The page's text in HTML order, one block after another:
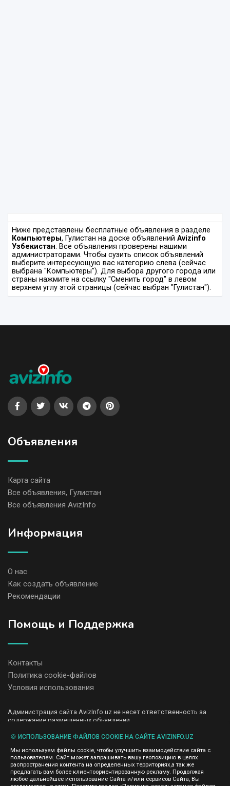
Ниже представлены бесплатные объявления в разделе
Компьютеры, Гулистан на доске объявлений Avizinfo
Узбекистан. Все объявления проверены нашими
администраторами. Чтобы сузить список объявлений
выберите интересующую вас категорию слева (сейчас
выбрана "Компьютеры"). Для выбора другого города или
страны нажмите на ссылку "Сменить город" в левом
верхнем углу этой страницы (сейчас выбран "Гулистан").
Объявления
Карта сайта
Все объявления, Гулистан
Все объявления AvizInfo
Информация
О нас
Как создать объявление
Рекомендации
Помощь и Поддержка
Контакты
Политика cookie-файлов
Условия использования
Администрация сайта AvizInfo.uz не несет ответственность за
содержание размещенных объявлений.
передаем и не продаем личную информацию зарегистрированных
правила конфиденциальности сайтов на которые ссылается
AvizInfo.uz. На некоторых страницах нашего сайта представлена
реклама Google Adsense Advertising Network. Чтобы узнать
подробней о правилах конфиденциальности Google нажмите тут
🍪 ИСПОЛЬЗОВАНИЕ ФАЙЛОВ COOKIE НА САЙТЕ AVIZINFO.UZ
Мы используем файлы cookie, чтобы улучшить взаимодействие сайта с
пользователем. Сайт может запрашивать вашу геопозицию в целях
распространения контента на определенных территориях,а так же
предлагать вам более клиентоориентированную рекламу. Продолжая
любое дальнейшее использование Сайта и/или сервисов Сайта, Вы